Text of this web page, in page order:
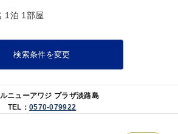
ビングダイニングでごゆっくりとお召し上が
topics/26/
の小学生のお子様は【蒼空お子様会席】での
の食事付幼児のお子様は【和風お子様ラン
1泊 1部屋
検索条件を変更
ニューアワジ プラザ淡路島
TEL： 0570-079922